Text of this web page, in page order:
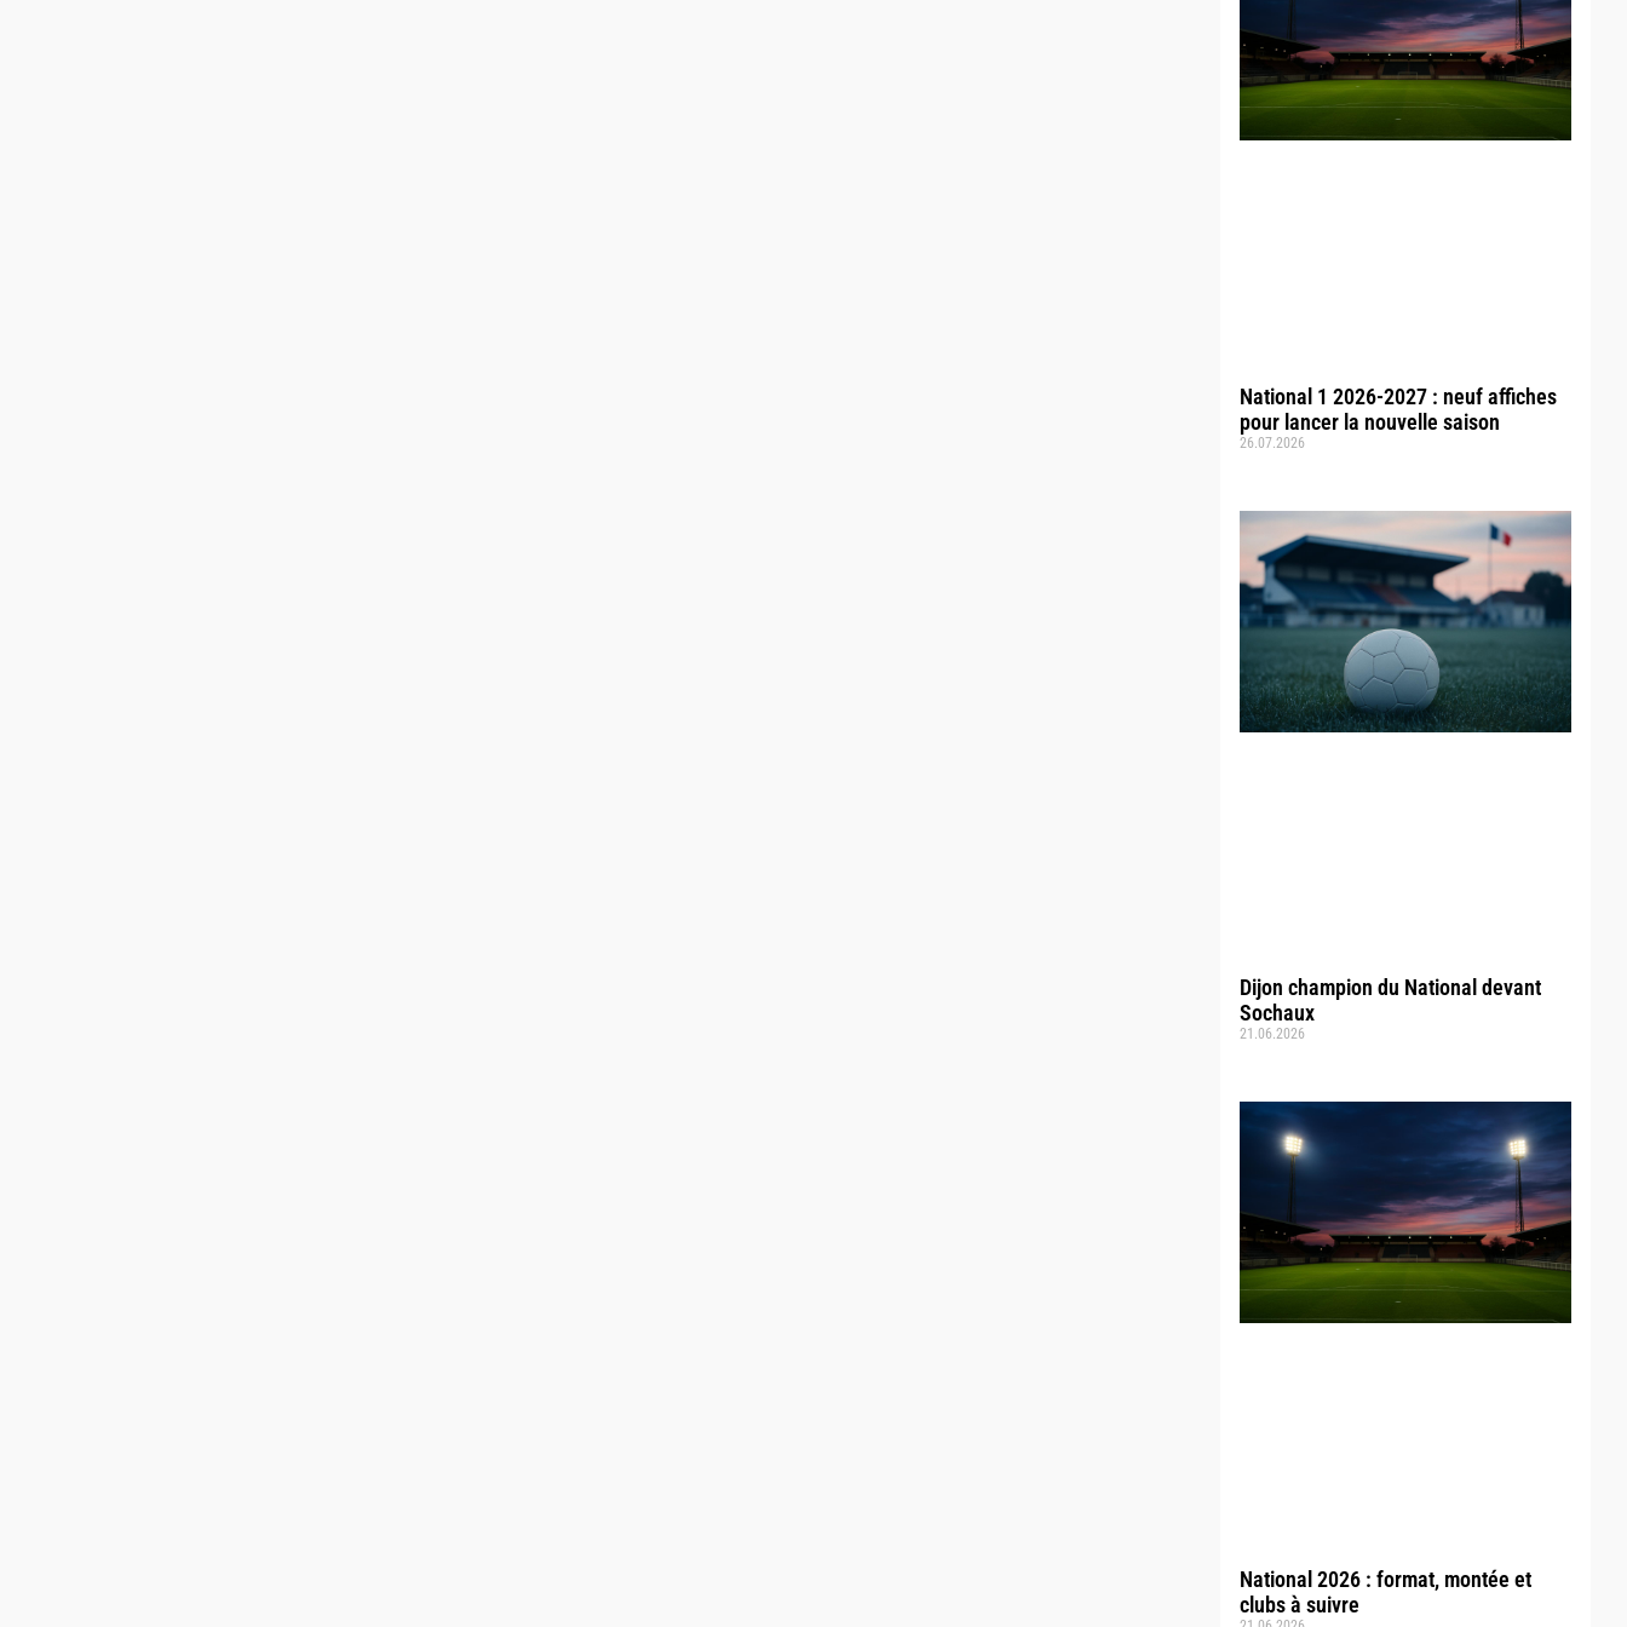
National 1 2026-2027 : neuf affiches
pour lancer la nouvelle saison
26.07.2026
Dijon champion du National devant
Sochaux
21.06.2026
National 2026 : format, montée et
clubs à suivre